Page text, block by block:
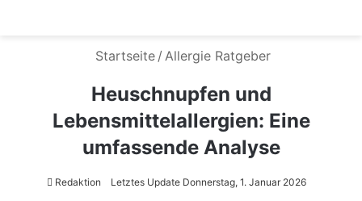
Startseite / Allergie Ratgeber
Heuschnupfen und
Lebensmittelallergien: Eine
umfassende Analyse
Redaktion Letztes Update Donnerstag, 1. Januar 2026